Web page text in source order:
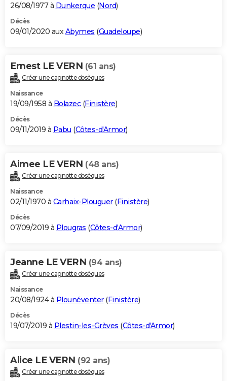
26/08/1977 à Dunkerque (Nord)
Décès
09/01/2020 auxAbymes (Guadeloupe)
Ernest LE VERN (61 ans)
Créer une cagnotte obsèques
Naissance
19/09/1958 à Bolazec(Finistère)
Décès
09/11/2019 à Pabu (Côtes-d'Armor)
Aimee LE VERN (48 ans)
Créer une cagnotte obsèques
Naissance
02/11/1970 à Carhaix-Plouguer(Finistère)
Décès
07/09/2019 à Plougras (Côtes-d'Armor)
Jeanne LE VERN (94 ans)
Créer une cagnotte obsèques
Naissance
20/08/1924 à Plounéventer(Finistère)
Décès
19/07/2019 à Plestin-les-Grèves (Côtes-d'Armor)
Alice LE VERN (92 ans)
Créer une cagnotte obsèques